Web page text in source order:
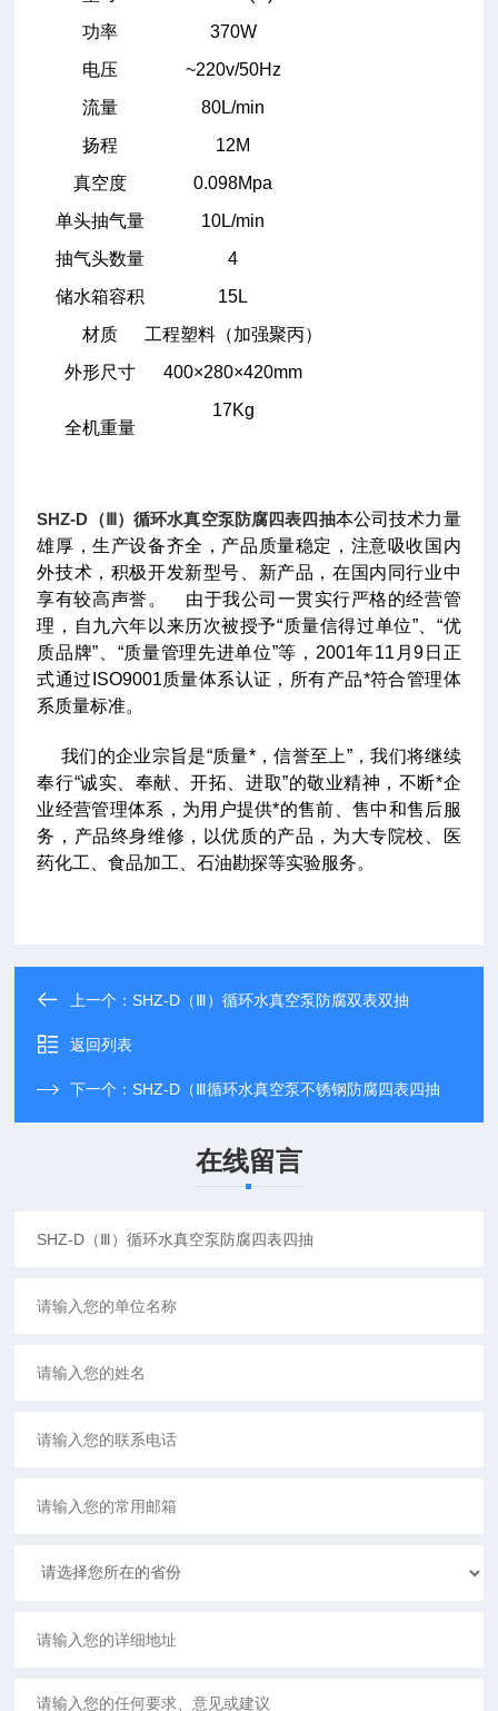
功率
370W
电压
~220v/50Hz
流量
80L/min
扬程
12M
真空度
0.098Mpa
单头抽气量
10L/min
抽气头数量
4
储水箱容积
15L
材质
工程塑料（加强聚丙）
外形尺寸
400×280×420mm
全机重量
17Kg
SHZ-D（Ⅲ）循环水真空泵防腐四表四抽本公司技术力量
雄厚，生产设备齐全，产品质量稳定，注意吸收国内
外技术，积极开发新型号、新产品，在国内同行业中
享有较高声誉。
由于我公司一贯实行严格的经营管
理，自九六年以来历次被授予“质量信得过单位”、“优
质品牌”、“质量管理先进单位”等，2001年11月9日正
式通过ISO9001质量体系认证，所有产品*符合管理体
系质量标准。
我们的企业宗旨是“质量*，信誉至上”，我们将继续
奉行“诚实、奉献、开拓、进取”的敬业精神，不断*企
业经营管理体系，为用户提供*的售前、售中和售后服
务，产品终身维修，以优质的产品，为大专院校、医
药化工、食品加工、石油勘探等实验服务。
上一个：SHZ-D（Ⅲ）循环水真空泵防腐双表双抽
返回列表
下一个：SHZ-D（Ⅲ循环水真空泵不锈钢防腐四表四抽
在线留言